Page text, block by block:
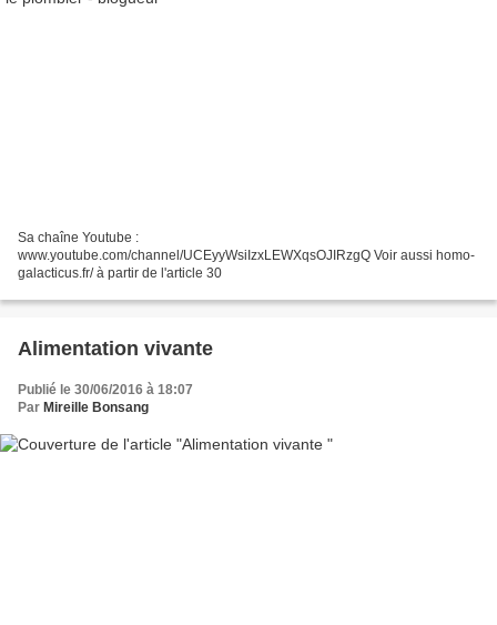
Sa chaîne Youtube :
www.youtube.com/channel/UCEyyWsiIzxLEWXqsOJIRzgQ Voir aussi homo-
galacticus.fr/ à partir de l'article 30
Alimentation vivante
Publié le 30/06/2016 à 18:07
Par Mireille Bonsang